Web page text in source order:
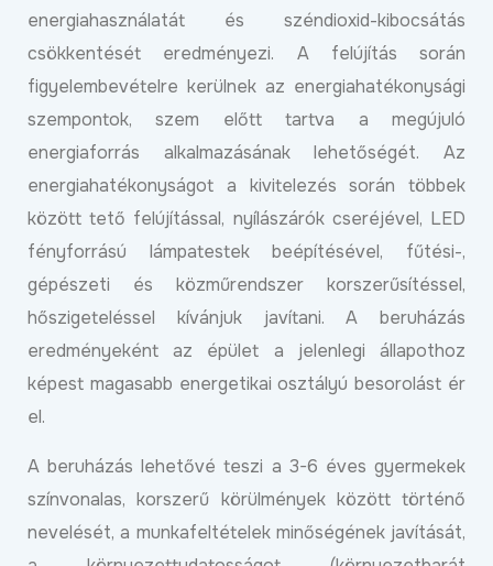
energiahasználatát és széndioxid-kibocsátás
csökkentését eredményezi. A felújítás során
figyelembevételre kerülnek az energiahatékonysági
szempontok, szem előtt tartva a megújuló
energiaforrás alkalmazásának lehetőségét. Az
energiahatékonyságot a kivitelezés során többek
között tető felújítással, nyílászárók cseréjével, LED
fényforrású lámpatestek beépítésével, fűtési-,
gépészeti és közműrendszer korszerűsítéssel,
hőszigeteléssel kívánjuk javítani. A beruházás
eredményeként az épület a jelenlegi állapothoz
képest magasabb energetikai osztályú besorolást ér
el.
A beruházás lehetővé teszi a 3-6 éves gyermekek
színvonalas, korszerű körülmények között történő
nevelését, a munkafeltételek minőségének javítását,